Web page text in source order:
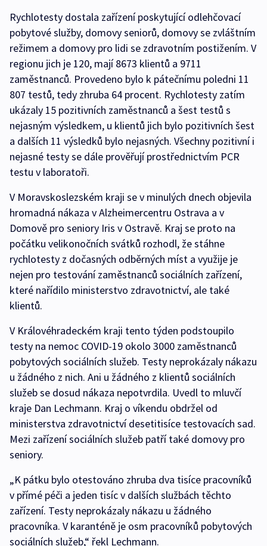
Rychlotesty dostala zařízení poskytující odlehčovací
pobytové služby, domovy seniorů, domovy se zvláštním
režimem a domovy pro lidi se zdravotním postižením. V
regionu jich je 120, mají 8673 klientů a 9711
zaměstnanců. Provedeno bylo k pátečnímu poledni 11
807 testů, tedy zhruba 64 procent. Rychlotesty zatím
ukázaly 15 pozitivních zaměstnanců a šest testů s
nejasným výsledkem, u klientů jich bylo pozitivních šest
a dalších 11 výsledků bylo nejasných. Všechny pozitivní i
nejasné testy se dále prověřují prostřednictvím PCR
testu v laboratoři.
V Moravskoslezském kraji se v minulých dnech objevila
hromadná nákaza v Alzheimercentru Ostrava a v
Domově pro seniory Iris v Ostravě. Kraj se proto na
počátku velikonočních svátků rozhodl, že stáhne
rychlotesty z dočasných odběrných míst a využije je
nejen pro testování zaměstnanců sociálních zařízení,
které nařídilo ministerstvo zdravotnictví, ale také
klientů.
V Královéhradeckém kraji tento týden podstoupilo
testy na nemoc COVID-19 okolo 3000 zaměstnanců
pobytových sociálních služeb. Testy neprokázaly nákazu
u žádného z nich. Ani u žádného z klientů sociálních
služeb se dosud nákaza nepotvrdila. Uvedl to mluvčí
kraje Dan Lechmann. Kraj o víkendu obdržel od
ministerstva zdravotnictví desetitisíce testovacích sad.
Mezi zařízení sociálních služeb patří také domovy pro
seniory.
„K pátku bylo otestováno zhruba dva tisíce pracovníků
v přímé péči a jeden tisíc v dalších službách těchto
zařízení. Testy neprokázaly nákazu u žádného
pracovníka. V karanténě je osm pracovníků pobytových
sociálních služeb,“ řekl Lechmann.